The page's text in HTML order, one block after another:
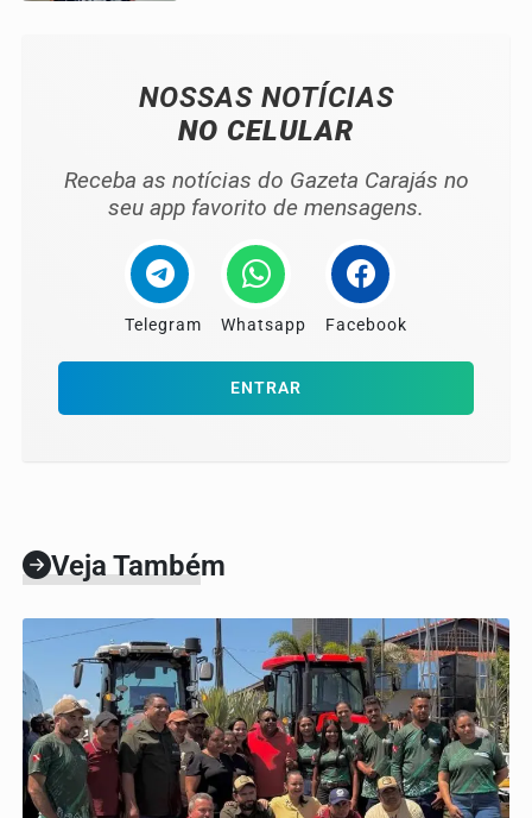
NOSSAS NOTÍCIAS
NO CELULAR
Receba as notícias do Gazeta Carajás no
seu app favorito de mensagens.
Telegram Whatsapp Facebook
ENTRAR
Veja Também